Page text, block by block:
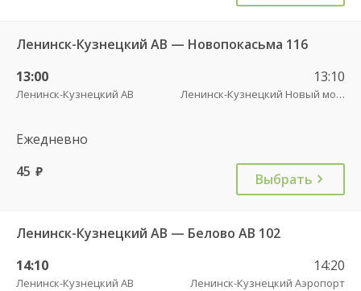
Ленинск-Кузнецкий АВ — Новопокасьма 116
13:00
Ленинск-Кузнецкий АВ
13:10
Ленинск-Кузнецкий Новый мост
Ежедневно
45 руб. Выбрать
Ленинск-Кузнецкий АВ — Белово АВ 102
14:10
Ленинск-Кузнецкий АВ
14:20
Ленинск-Кузнецкий Аэропорт